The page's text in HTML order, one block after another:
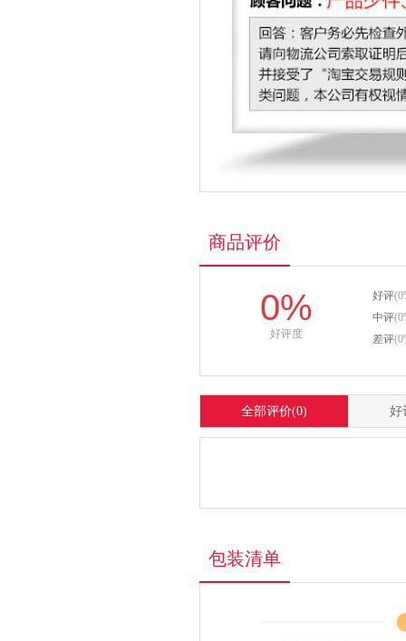
商品评价
0%
好评度
好评
中评
差评
全部评价(0) 好
包装清单